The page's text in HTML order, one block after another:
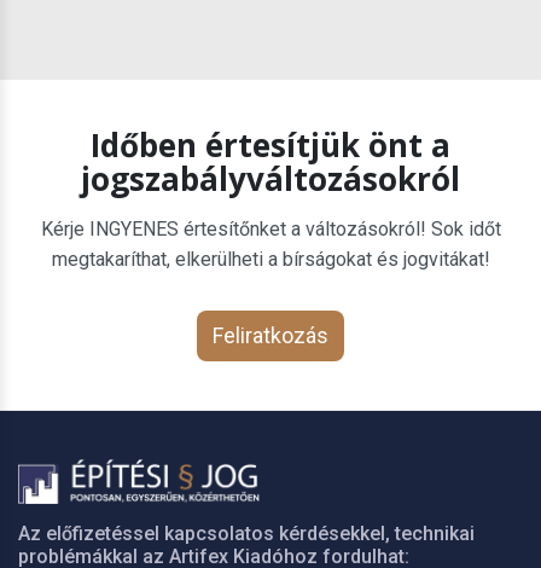
Időben értesítjük önt a
jogszabályváltozásokról
Kérje INGYENES értesítőnket a változásokról! Sok időt
megtakaríthat, elkerülheti a bírságokat és jogvitákat!
Feliratkozás
Az előfizetéssel kapcsolatos kérdésekkel, technikai
problémákkal az Artifex Kiadóhoz fordulhat: